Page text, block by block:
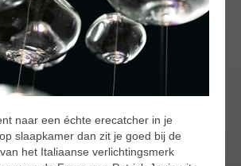
naar een échte erecatcher in je
slaapkamer dan zit je goed bij de
het Italiaanse verlichtingsmerk